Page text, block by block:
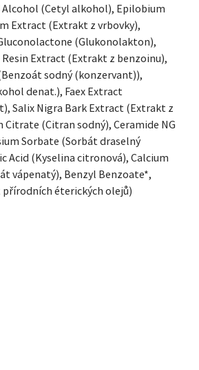
(Cetyl alkohol), Epilobium
Extract (Extrakt z vrbovky),
(Glukonolakton),
Extract (Extrakt z benzoinu),
sodný (konzervant)),
denat.), Faex Extract
Salix Nigra Bark Extract (Extrakt z
Citrate (Citran sodný), Ceramide NG
Sorbate (Sorbát draselný
Acid (Kyselina citronová), Calcium
vápenatý), Benzyl Benzoate*,
éterických olejů)